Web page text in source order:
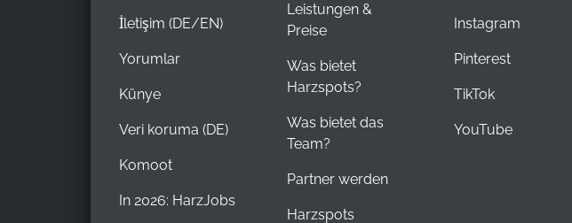
İletişim (DE/EN)
Yorumlar
Künye
Veri koruma (DE)
Komoot
In 2026: HarzJobs
Leistungen &
Preise
Was bietet
Harzspots?
Was bietet das
Team?
Partner werden
Harzspots
Instagram
Pinterest
TikTok
YouTube